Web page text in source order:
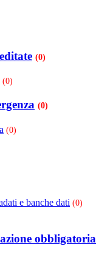
(0)
(0)
(0)
(0)
e banche dati (0)
obbligatoria